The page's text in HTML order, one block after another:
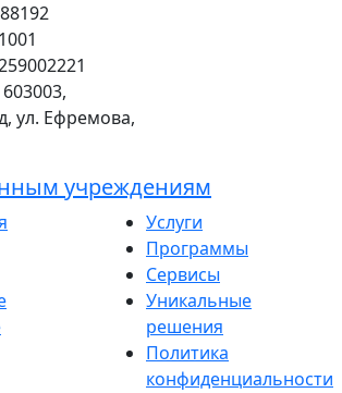
603003,
ул. Ефремова,
учреждениям
Услуги
Программы
Сервисы
Уникальные
решения
Политика
конфиденциальности